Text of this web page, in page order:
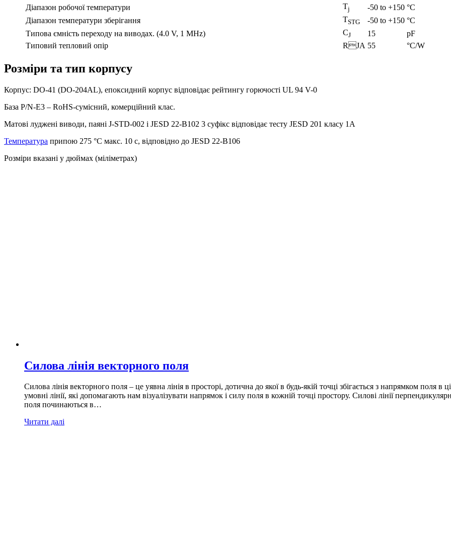
Діапазон робочої температури Tj -50 to +150 °C
Діапазон температури зберігання
TSTG -50 to +150 °C
Типова ємність переходу на виводах. (4.0 V, 1 MHz)
CJ 15
pF
Типовий тепловий опір
RJA 55 °C/W
Розміри та тип корпусу
Корпус: DO-41 (DO-204AL), епоксидний корпус відповідає рейтингу горючості UL 94 V-0
База P/N-E3 – RoHS-сумісний, комерційний клас.
Матові луджені виводи, паяні J-STD-002 і JESD 22-B102 3 суфікс відповідає тесту JESD 201 класу 1A
Температура припою 275 °C макс. 10 с, відповідно до JESD 22-B106
Розміри вказані у дюймах (міліметрах)
Силова лінія векторного поля
Силова лінія векторного поля – це уявна лінія в просторі, дотична до якої в будь-якій точці збігається з напрямком поля в
умовні лінії, які допомагають нам візуалізувати напрямок і силу поля в кожній точці простору. Силові лінії
поля починаються в…
Читати далі